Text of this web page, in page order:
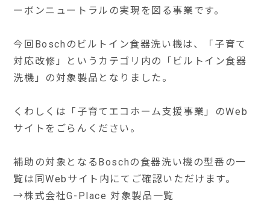
ーボンニュートラルの実現を図る事業です。
今回Boschのビルトイン食器洗い機は、「子育て
対応改修」というカテゴリ内の「ビルトイン食器
洗機」の対象製品となりました。
くわしくは
「子育てエコホーム支援事業」のWeb
サイト をごらんください。
補助の対象となるBoschの食器洗い機の型番の一
覧は同Webサイト内にてご確認いただけます。
→株式会社G-Place 対象製品一覧